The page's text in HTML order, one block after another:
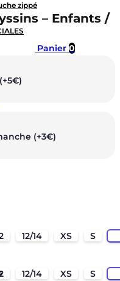
zippé
Panier 0
Chercher
– Enfants /
(+3€)
12/14 XS S
12/14 XS S